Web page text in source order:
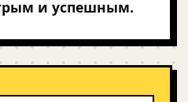
и успешным.